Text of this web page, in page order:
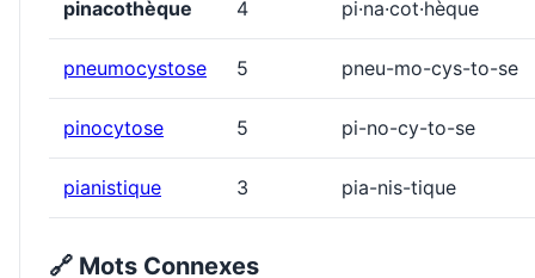
pinacothèque 4 pi·na·cot·hèque
pneumocystose 5 pneu-mo-cys-to-se
pinocytose 5 pi-no-cy-to-se
pianistique 3 pia-nis-tique
🔗 Mots Connexes